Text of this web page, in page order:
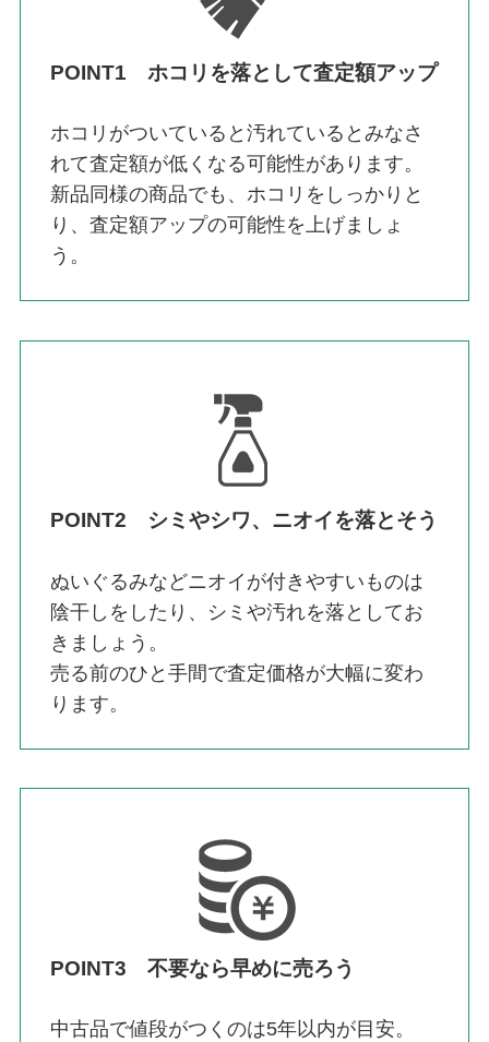
POINT1 ホコリを落として査定額アップ
ホコリがついていると汚れているとみなさ
れて査定額が低くなる可能性があります。
新品同様の商品でも、ホコリをしっかりと
り、査定額アップの可能性を上げましょ
う。
POINT2 シミやシワ、ニオイを落とそう
ぬいぐるみなどニオイが付きやすいものは
陰干しをしたり、シミや汚れを落としてお
きましょう。
売る前のひと手間で査定価格が大幅に変わ
ります。
POINT3 不要なら早めに売ろう
中古品で値段がつくのは5年以内が目安。